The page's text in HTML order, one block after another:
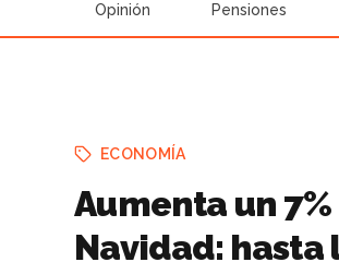
Opinión Pensiones
ECONOMÍA
Aumenta un
Navidad: hasta